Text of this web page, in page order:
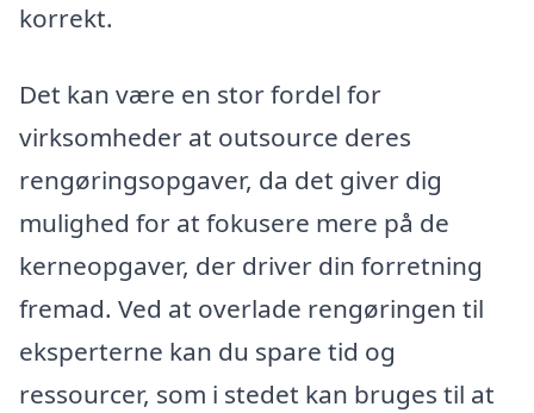
korrekt.
Det kan være en stor fordel for
virksomheder at outsource deres
rengøringsopgaver, da det giver dig
mulighed for at fokusere mere på de
kerneopgaver, der driver din forretning
fremad. Ved at overlade rengøringen til
eksperterne kan du spare tid og
ressourcer, som i stedet kan bruges til at